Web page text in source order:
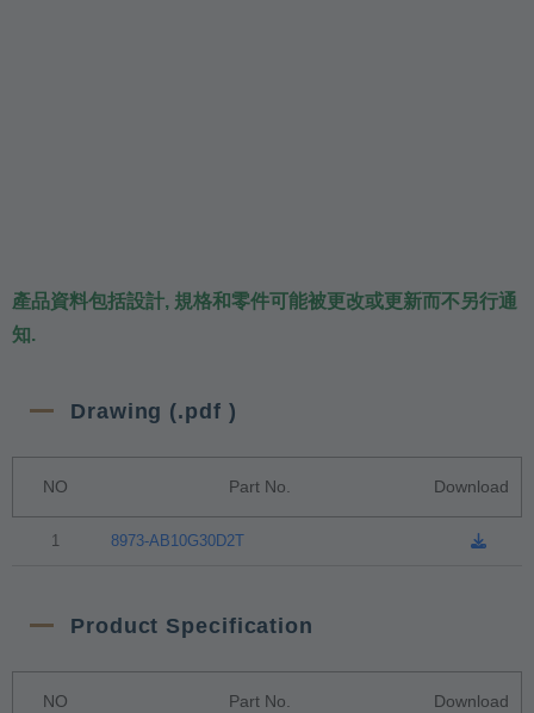
產品資料包括設計, 規格和零件可能被更改或更新而不另行通
知.
Drawing (.pdf )
NO Part No. Download
1 8973-AB10G30D2T
Product Specification
NO Part No. Download